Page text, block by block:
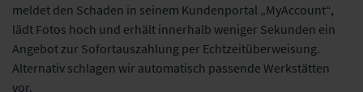
meldet den Schaden in seinem Kundenportal „MyAccount“,
lädt Fotos hoch und erhält innerhalb weniger Sekunden ein
Angebot zur Sofortauszahlung per Echtzeitüberweisung.
Alternativ schlagen wir automatisch passende Werkstätten
vor.